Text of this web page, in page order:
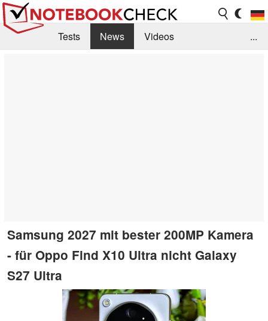
Tests News
Videos
...
Samsung 2027 mit bester 200MP Kamera
- für Oppo Find X10 Ultra nicht Galaxy
S27 Ultra